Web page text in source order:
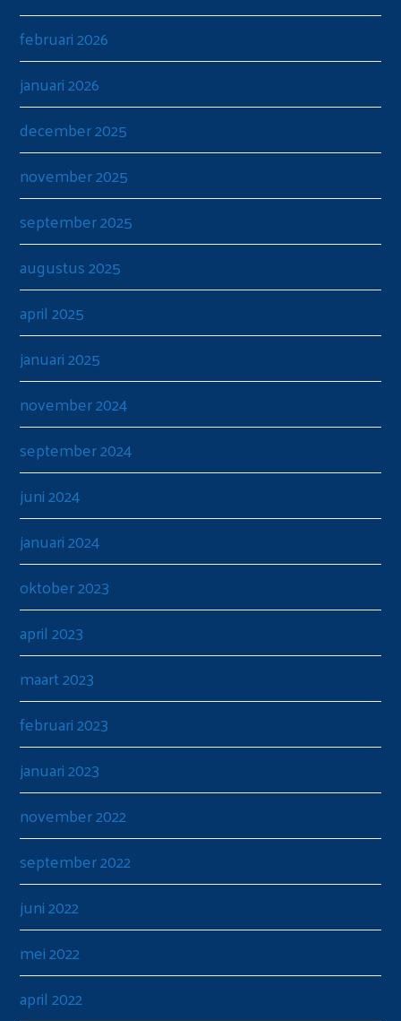
februari 2026
januari 2026
december 2025
november 2025
september 2025
augustus 2025
april 2025
januari 2025
november 2024
september 2024
juni 2024
januari 2024
oktober 2023
april 2023
maart 2023
februari 2023
januari 2023
november 2022
september 2022
juni 2022
mei 2022
april 2022